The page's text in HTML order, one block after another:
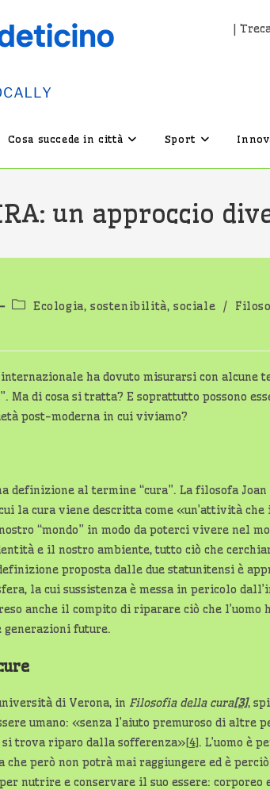
|
Cosa succede in città Sport
un approccio
Categoria
Ecologia, sostenibilità, sociale /
ha dovuto misurarsi con alcune
Ma di cosa si tratta? E soprattutto possono
post-moderna in cui viviamo?
definizione al termine “cura”. La filosofa
la cura viene descritta come «un’attività
“mondo” in modo da poterci vivere nel
e il nostro ambiente, tutto ciò che
proposta dalle due statunitensi è
la cui sussistenza è messa in pericolo
anche il compito di riparare ciò che l’uomo
future.
di Verona, in Filosofia della cura[3],
umano: «senza l’aiuto premuroso di altre
trova riparo dalla sofferenza»[4]. L’uomo è
che però non potrà mai raggiungere ed è
nutrire e conservare il suo essere: corporeo